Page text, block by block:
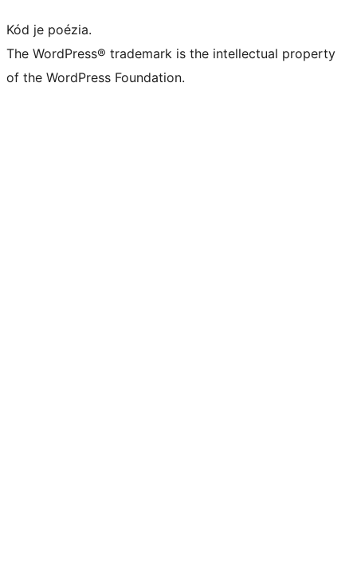
Kód je poézia.
The WordPress® trademark is the intellectual property
of the WordPress Foundation.